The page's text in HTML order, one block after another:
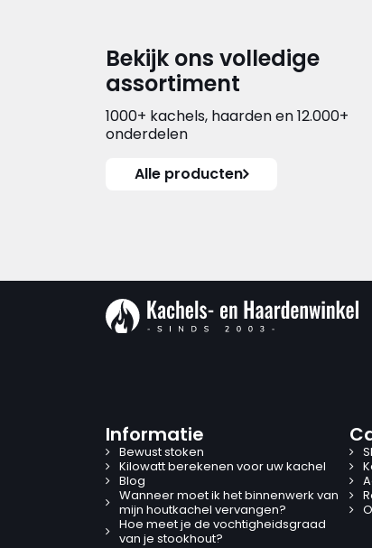
Bekijk ons volledige
assortiment
1000+ kachels, haarden en 12.000+
onderdelen
Alle producten
Informatie
Bewust stoken
Kilowatt berekenen voor uw kachel
Blog
Wanneer moet ik het binnenwerk van
mijn houtkachel vervangen?
Hoe meet je de vochtigheidsgraad
van je stookhout?